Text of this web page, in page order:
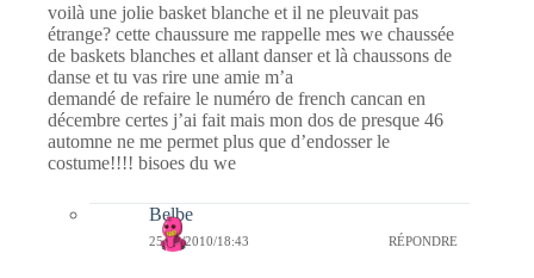
voilà une jolie basket blanche et il ne pleuvait pas
étrange? cette chaussure me rappelle mes we chaussée
de baskets blanches et allant danser et là chaussons de
danse et tu vas rire une amie m’a
demandé de refaire le numéro de french cancan en
décembre certes j’ai fait mais mon dos de presque 46
automne ne me permet plus que d’endosser le
costume!!!! bisoes du we
Belbe
25/09/2010/18:43 RÉPONDRE